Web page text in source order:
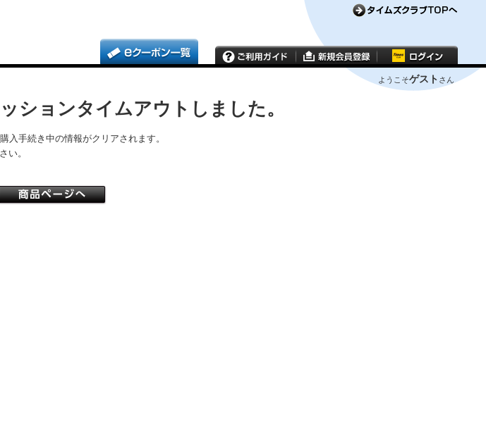
ようこそゲスト さん
ションタイムアウトしました。
入手続き中の情報がクリアされます。
い。